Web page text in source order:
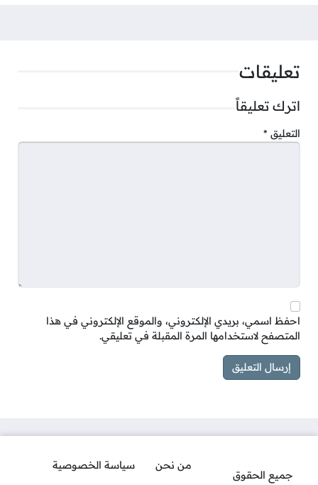
تعليقات
اترك تعليقاً
التعليق *
احفظ اسمي، بريدي الإلكتروني، والموقع الإلكتروني في هذا
المتصفح لاستخدامها المرة المقبلة في تعليقي.
جميع الحقوق
من نحن
سياسة الخصوصية